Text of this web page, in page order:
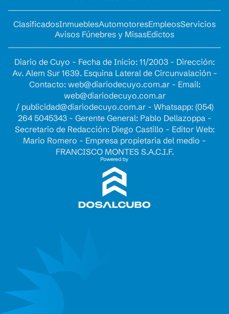
ClasificadosInmueblesAutomotoresEmpleosServicios
Avisos Fúnebres y MisasEdictos
Diario de Cuyo - Fecha de Inicio: 11/2003 - Dirección:
Av. Alem Sur 1639. Esquina Lateral de Circunvalación -
Contacto: web@diariodecuyo.com.ar- Email:
web@diariodecuyo.com.ar
/ publicidad@diariodecuyo.com.ar- Whatsapp: (054)
264 5045343 - Gerente General: Pablo Dellazoppa -
Secretario de Redacción: Diego Castillo - Editor Web:
Mario Romero - Empresa propietaria del medio -
FRANCISCO MONTES S.A.C.I.F.